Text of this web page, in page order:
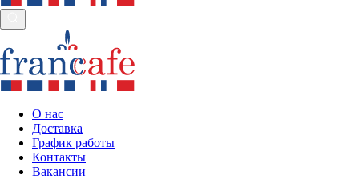
О нас
Доставка
График работы
Контакты
Вакансии